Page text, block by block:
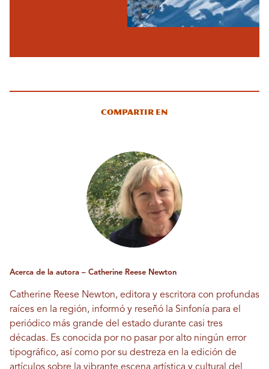
Compartir en
Acerca de la autora – Catherine Reese Newton
Catherine Reese Newton, editora y escritora con profundas
raíces en la región, informó y reseñó la Sinfonía para el
periódico más grande del estado durante casi tres
décadas. Es conocida por no pasar por alto ningún error
tipográfico, así como por su destreza en la edición de